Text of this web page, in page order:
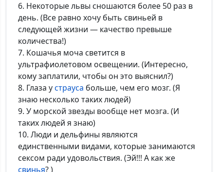
6. Некоторые львы сношаются более 50 раз в
день. (Все равно хочу быть свиньей в
следующей жизни — качество превыше
количества!)
7. Кошачья моча светится в
ультрафиолетовом освещении. (Интересно,
кому заплатили, чтобы он это выяснил?)
8. Глаза устрауса больше, чем его мозг. (Я
знаю несколько таких людей)
9. У морской звезды вообще нет мозга. (И
таких людей я знаю)
10. Люди и дельфины являются
единственными видами, которые занимаются
сексом ради удовольствия. (Эй!!! А как же
свинья? )